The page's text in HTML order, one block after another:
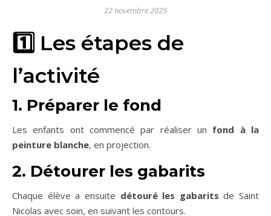
22 novembre 2025
1️⃣ Les étapes de
l’activité
1. Préparer le fond
Les enfants ont commencé par réaliser un fond à la
peinture blanche, en projection.
2. Détourer les gabarits
Chaque élève a ensuite détouré les gabarits de Saint
Nicolas avec soin, en suivant les contours.